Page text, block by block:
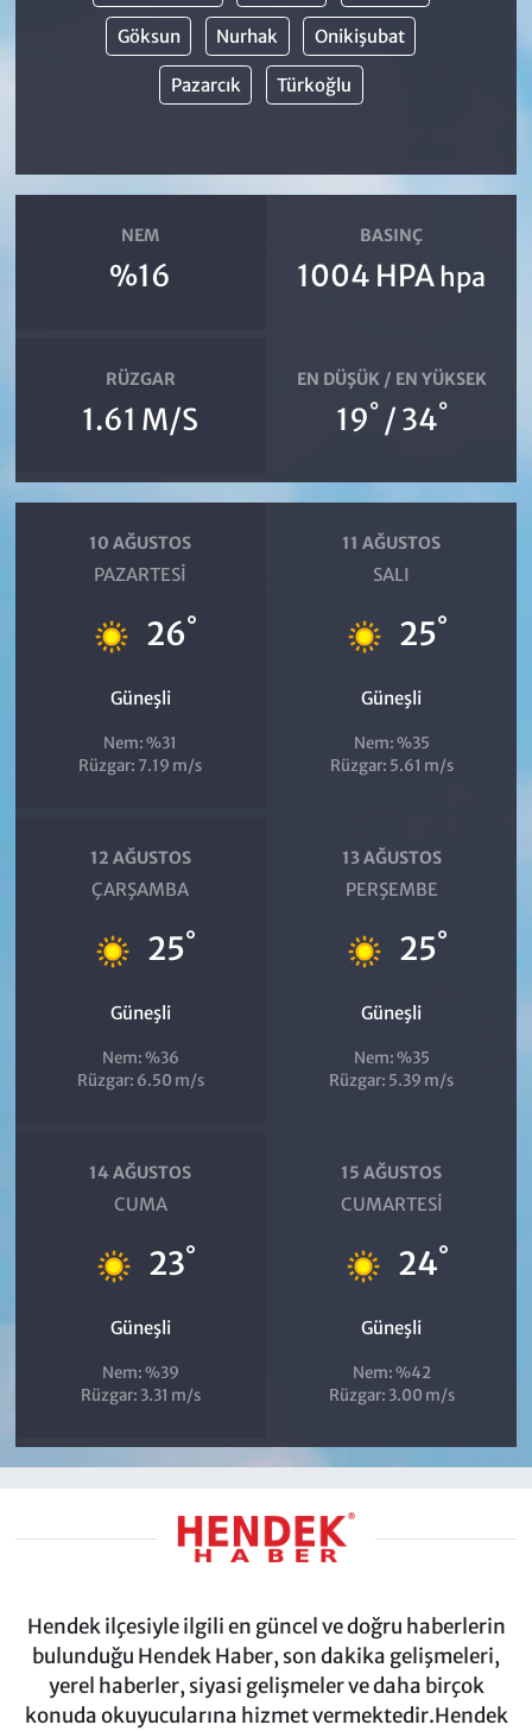
Göksun Nurhak Onikişubat
Pazarcık Türkoğlu
NEM
%16
BASINÇ
1004 HPA hpa
RÜZGAR
1.61 M/S
EN DÜŞÜK / EN YÜKSEK
19° / 34°
10 AĞUSTOS
PAZARTESI
26°
Güneşli
Nem: %31
Rüzgar: 7.19 m/s
11 AĞUSTOS
SALI
25°
Güneşli
Nem: %35
Rüzgar: 5.61 m/s
12 AĞUSTOS
ÇARŞAMBA
25°
Güneşli
Nem: %36
Rüzgar: 6.50 m/s
13 AĞUSTOS
PERŞEMBE
25°
Güneşli
Nem: %35
Rüzgar: 5.39 m/s
14 AĞUSTOS
CUMA
23°
Güneşli
Nem: %39
Rüzgar: 3.31 m/s
15 AĞUSTOS
CUMARTESI
24°
Güneşli
Nem: %42
Rüzgar: 3.00 m/s
Hendek ilçesiyle ilgili en güncel ve doğru haberlerin
bulunduğu Hendek Haber, son dakika gelişmeleri,
yerel haberler, siyasi gelişmeler ve daha birçok
konuda okuyucularına hizmet vermektedir.Hendek